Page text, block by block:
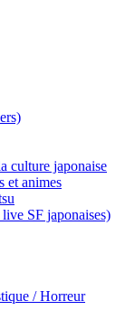
culture japonaise
et animes
SF japonaises)
/ Horreur